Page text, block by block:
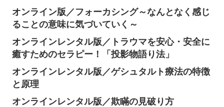
オンライン版／フォーカシング～なんとなく感じ
ることの意味に気づいていく～
オンラインレンタル版／トラウマを安心・安全に
癒すためのセラピー！「投影物語り法」
オンラインレンタル版／ゲシュタルト療法の特徴
と原理
オンラインレンタル版／欺瞞の見破り方